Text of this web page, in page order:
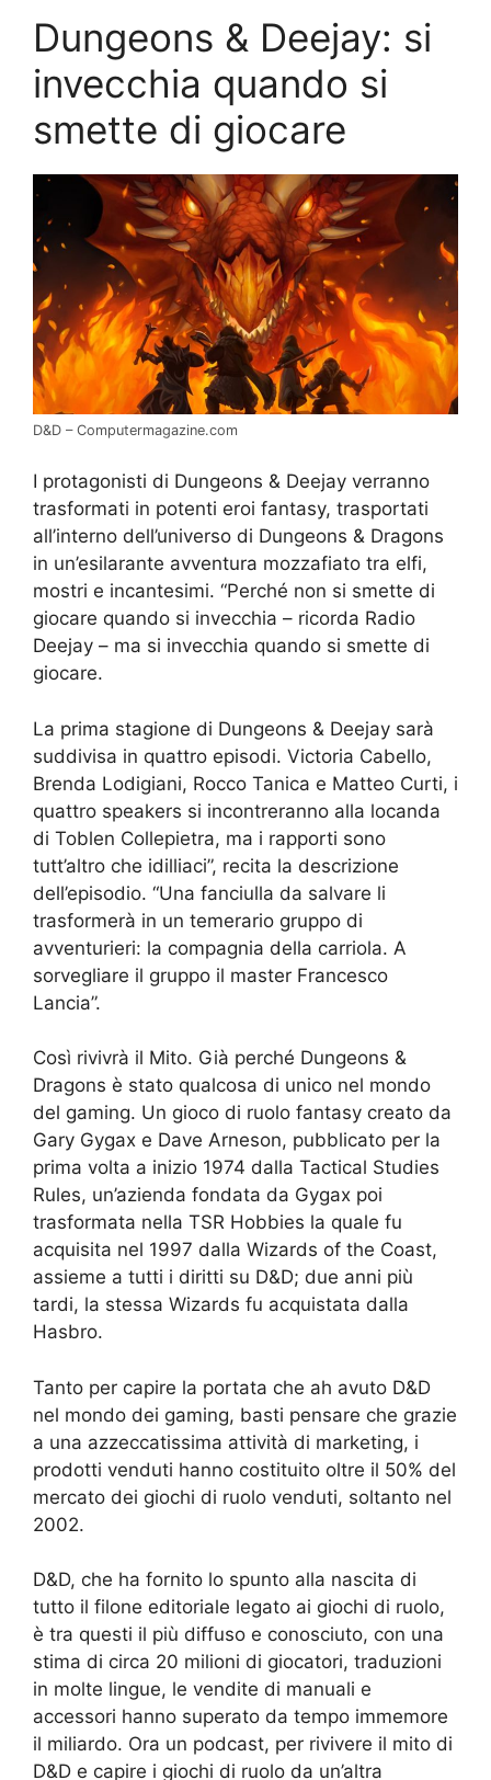
Dungeons & Deejay: si
invecchia quando si
smette di giocare
D&D – Computermagazine.com
I protagonisti di Dungeons & Deejay verranno
trasformati in potenti eroi fantasy, trasportati
all’interno dell’universo di Dungeons & Dragons
in un’esilarante avventura mozzafiato tra elfi,
mostri e incantesimi. “Perché non si smette di
giocare quando si invecchia – ricorda Radio
Deejay – ma si invecchia quando si smette di
giocare.
La prima stagione di Dungeons & Deejay sarà
suddivisa in quattro episodi. Victoria Cabello,
Brenda Lodigiani, Rocco Tanica e Matteo Curti, i
quattro speakers si incontreranno alla locanda
di Toblen Collepietra, ma i rapporti sono
tutt’altro che idilliaci”, recita la descrizione
dell’episodio. “Una fanciulla da salvare li
trasformerà in un temerario gruppo di
avventurieri: la compagnia della carriola. A
sorvegliare il gruppo il master Francesco
Lancia”.
Così rivivrà il Mito. Già perché Dungeons &
Dragons è stato qualcosa di unico nel mondo
del gaming. Un gioco di ruolo fantasy creato da
Gary Gygax e Dave Arneson, pubblicato per la
prima volta a inizio 1974 dalla Tactical Studies
Rules, un’azienda fondata da Gygax poi
trasformata nella TSR Hobbies la quale fu
acquisita nel 1997 dalla Wizards of the Coast,
assieme a tutti i diritti su D&D; due anni più
tardi, la stessa Wizards fu acquistata dalla
Hasbro.
Tanto per capire la portata che ah avuto D&D
nel mondo dei gaming, basti pensare che grazie
a una azzeccatissima attività di marketing, i
prodotti venduti hanno costituito oltre il 50% del
mercato dei giochi di ruolo venduti, soltanto nel
2002.
D&D, che ha fornito lo spunto alla nascita di
tutto il filone editoriale legato ai giochi di ruolo,
è tra questi il più diffuso e conosciuto, con una
stima di circa 20 milioni di giocatori, traduzioni
in molte lingue, le vendite di manuali e
accessori hanno superato da tempo immemore
il miliardo. Ora un podcast, per rivivere il mito di
D&D e capire i giochi di ruolo da un’altra